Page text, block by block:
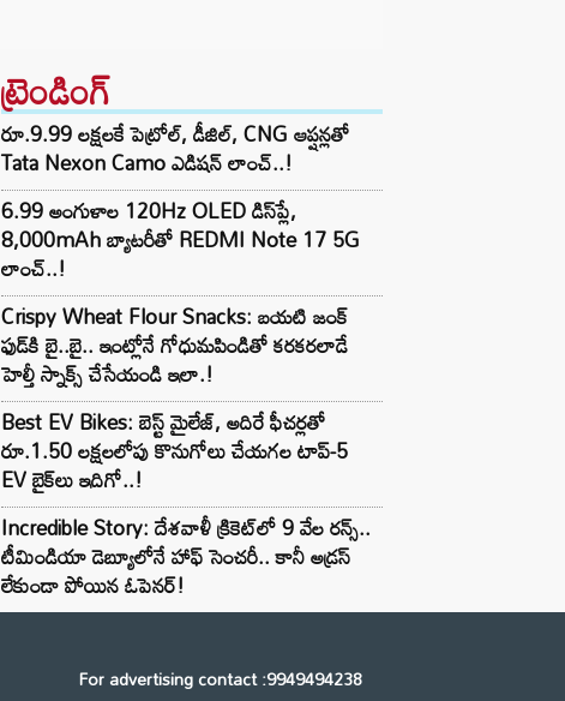
ట్రెండింగ్‌
రూ.9.99 లక్షలకే పెట్రోల్, డీజిల్, CNG ఆప్షన్లతో
Tata Nexon Camo ఎడిషన్ లాంచ్..!
6.99 అంగుళాల 120Hz OLED డిస్‌ప్లే,
8,000mAh బ్యాటరీతో REDMI Note 17 5G
లాంచ్..!
Crispy Wheat Flour Snacks: బయటి జంక్
ఫుడ్‌కి బై..బై.. ఇంట్లోనే గోధుమపిండితో కరకరలాడే
హెల్తీ స్నాక్స్ చేసేయండి ఇలా.!
Best EV Bikes: బెస్ట్ మైలేజ్, అదిరే ఫీచర్లతో
రూ.1.50 లక్షలలోపు కొనుగోలు చేయగల టాప్-5
EV బైక్‌లు ఇదిగో..!
Incredible Story: దేశవాళీ క్రికెట్‌లో 9 వేల రన్స్..
టీమిండియా డెబ్యూలోనే హాఫ్ సెంచరీ.. కానీ అడ్రస్
లేకుండా పోయిన ఓపెనర్!
For advertising contact :9949494238